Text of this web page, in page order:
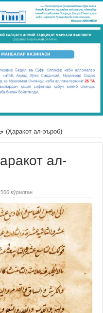
حركات الإعراب (Ҳаракот ал-эъроб)
556 кўрилган